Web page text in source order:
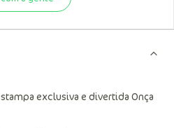
exclusiva e divertida Onça